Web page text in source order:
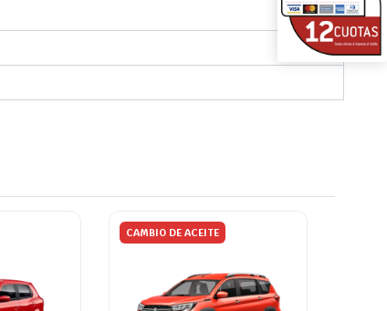
CAMBIO DE ACEITE